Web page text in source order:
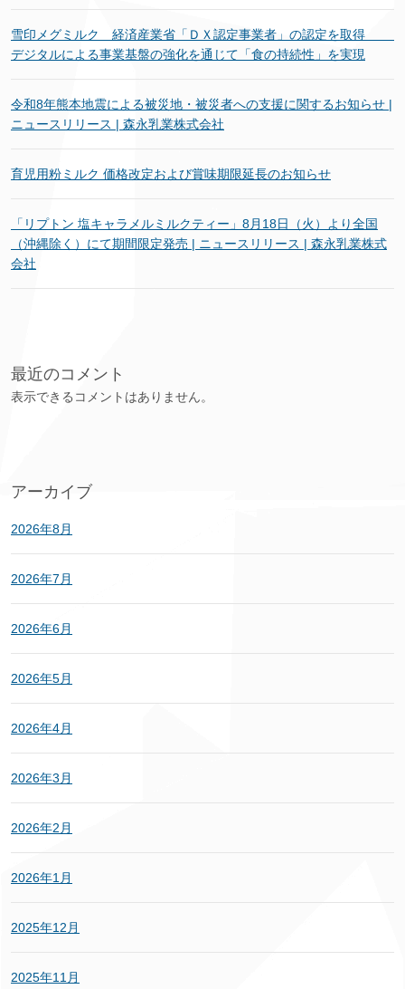
雪印メグミルク 経済産業省「ＤＸ認定事業者」の認定を取得
デジタルによる事業基盤の強化を通じて「食の持続性」を実現
令和8年熊本地震による被災地・被災者への支援に関するお知らせ |
ニュースリリース | 森永乳業株式会社
育児用粉ミルク 価格改定および賞味期限延長のお知らせ
「リプトン 塩キャラメルミルクティー」8月18日（火）より全国
（沖縄除く）にて期間限定発売 | ニュースリリース | 森永乳業株式
会社
最近のコメント
表示できるコメントはありません。
アーカイブ
2026年8月
2026年7月
2026年6月
2026年5月
2026年4月
2026年3月
2026年2月
2026年1月
2025年12月
2025年11月